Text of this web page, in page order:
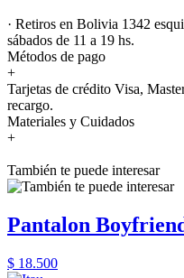
· Retiros en Bolivia 1342
sábados de 11 a 19 hs.
Métodos de pago
+
Tarjetas de crédito Visa,
recargo.
Materiales y Cuidados
+
También te puede interesar
Pantalon
$ 18.500